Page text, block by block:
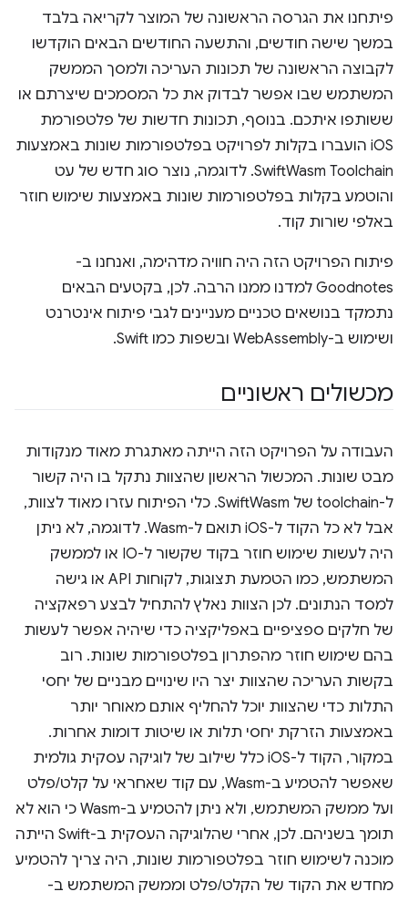
פיתחנו את הגרסה הראשונה של המוצר לקריאה בלבד
במשך שישה חודשים, והתשעה החודשים הבאים הוקדשו
לקבוצה הראשונה של תכונות העריכה ולמסך הממשק
המשתמש שבו אפשר לבדוק את כל המסמכים שיצרתם או
ששותפו איתכם. בנוסף, תכונות חדשות של פלטפורמת
iOS הועברו בקלות לפרויקט בפלטפורמות שונות באמצעות
SwiftWasm Toolchain. לדוגמה, נוצר סוג חדש של עט
והוטמע בקלות בפלטפורמות שונות באמצעות שימוש חוזר
באלפי שורות קוד.
פיתוח הפרויקט הזה היה חוויה מדהימה, ואנחנו ב-
Goodnotes למדנו ממנו הרבה. לכן, בקטעים הבאים
נתמקד בנושאים טכניים מעניינים לגבי פיתוח אינטרנט
ושימוש ב-WebAssembly ובשפות כמו Swift.
מכשולים ראשוניים
העבודה על הפרויקט הזה הייתה מאתגרת מאוד מנקודות
מבט שונות. המכשול הראשון שהצוות נתקל בו היה קשור
ל-toolchain של SwiftWasm. כלי הפיתוח עזרו מאוד לצוות,
אבל לא כל הקוד ל-iOS תואם ל-Wasm. לדוגמה, לא ניתן
היה לעשות שימוש חוזר בקוד שקשור ל-IO או לממשק
המשתמש, כמו הטמעת תצוגות, לקוחות API או גישה
למסד הנתונים. לכן הצוות נאלץ להתחיל לבצע רפאקציה
של חלקים ספציפיים באפליקציה כדי שיהיה אפשר לעשות
בהם שימוש חוזר מהפתרון בפלטפורמות שונות. רוב
בקשות העריכה שהצוות יצר היו שינויים מבניים של יחסי
התלות כדי שהצוות יוכל להחליף אותם מאוחר יותר
באמצעות הזרקת יחסי תלות או שיטות דומות אחרות.
במקור, הקוד ל-iOS כלל שילוב של לוגיקה עסקית גולמית
שאפשר להטמיע ב-Wasm, עם קוד שאחראי על קלט/פלט
ועל ממשק המשתמש, ולא ניתן להטמיע ב-Wasm כי הוא לא
תומך בשניהם. לכן, אחרי שהלוגיקה העסקית ב-Swift הייתה
מוכנה לשימוש חוזר בפלטפורמות שונות, היה צריך להטמיע
מחדש את הקוד של הקלט/פלט וממשק המשתמש ב-